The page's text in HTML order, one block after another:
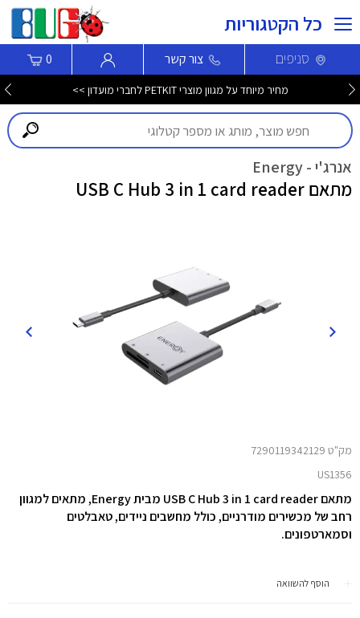
כל הקטגוריות
סניפים צור קשר 0
מחיר מיוחד על מגוון מוצרי PETKIT לחברי מועדון >>
אנרג'י - Energy
מתאם USB C Hub 3 in 1 card reader
מק"ט 7290119342129
US1356
מתאם USB C Hub 3 in 1 card reader מבית Energy,
מתאים למגוון
רחב של מכשירים מודרניים, כולל מחשבים ניידים, טאבלטים
וסמארטפונים.
הוסף להשוואה